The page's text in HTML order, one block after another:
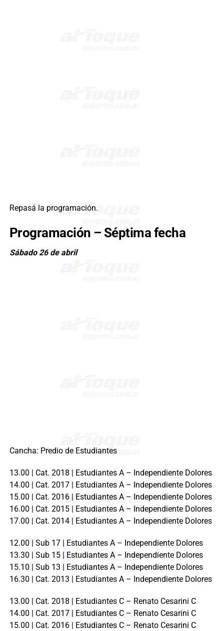
Repasá la programación.
Programación – Séptima fecha
Sábado 26 de abril
Cancha: Predio de Estudiantes
13.00 | Cat. 2018 | Estudiantes A – Independiente Dolores
14.00 | Cat. 2017 | Estudiantes A – Independiente Dolores
15.00 | Cat. 2016 | Estudiantes A – Independiente Dolores
16.00 | Cat. 2015 | Estudiantes A – Independiente Dolores
17.00 | Cat. 2014 | Estudiantes A – Independiente Dolores
12.00 | Sub 17 | Estudiantes A – Independiente Dolores
13.30 | Sub 15 | Estudiantes A – Independiente Dolores
15.10 | Sub 13 | Estudiantes A – Independiente Dolores
16.30 | Cat. 2013 | Estudiantes A – Independiente Dolores
13.00 | Cat. 2018 | Estudiantes C – Renato Cesarini C
14.00 | Cat. 2017 | Estudiantes C – Renato Cesarini C
15.00 | Cat. 2016 | Estudiantes C – Renato Cesarini C